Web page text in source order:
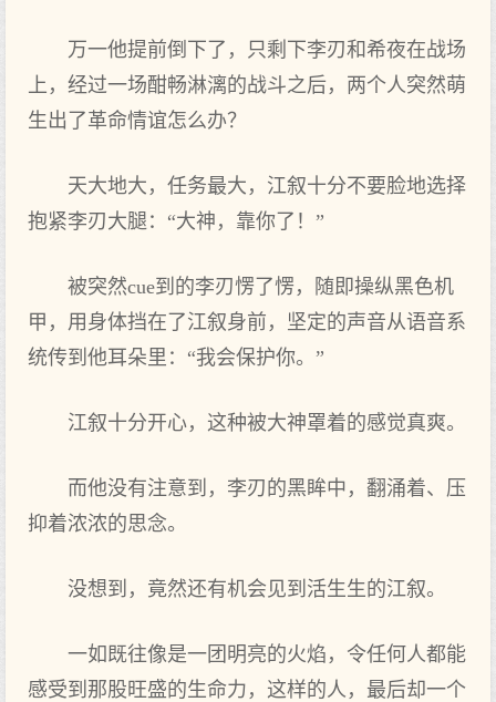
万一他提前倒下了，只剩下李刃和希夜在战场
上，经过一场酣畅淋漓的战斗之后，两个人突然萌
生出了革命情谊怎么办？
天大地大，任务最大，江叙十分不要脸地选择
抱紧李刃大腿：“大神，靠你了！”
被突然cue到的李刃愣了愣，随即操纵黑色机
甲，用身体挡在了江叙身前，坚定的声音从语音系
统传到他耳朵里：“我会保护你。”
江叙十分开心，这种被大神罩着的感觉真爽。
而他没有注意到，李刃的黑眸中，翻涌着、压
抑着浓浓的思念。
没想到，竟然还有机会见到活生生的江叙。
一如既往像是一团明亮的火焰，令任何人都能
感受到那股旺盛的生命力，这样的人，最后却一个